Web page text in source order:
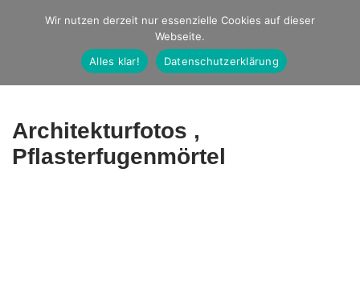
Studio Ernst
Fotografie
Architekturfotos ,
Pflasterfugenmörtel
Wir nutzen derzeit nur essenzielle Cookies auf dieser
Webseite.
Alles klar!
Datenschutzerklärung